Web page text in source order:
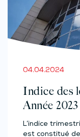
04.04.2024
Indice des
Année 2023
L’indice
est constitué